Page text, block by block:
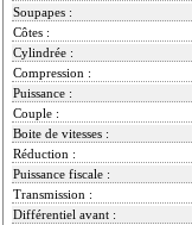
Soupapes :
Côtes :
Cylindrée :
Compression :
Puissance :
Couple :
Boite de vitesses :
Réduction :
Puissance fiscale :
Transmission :
Différentiel avant :